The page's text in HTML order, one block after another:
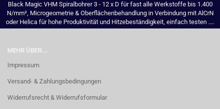
Black Magic VHM Spiralbohrer 3 - 12 x D für fast alle Werkstoffe bis 1.400
N/mm², Microgeometrie & Oberflächenbehandlung in Verbindung mit AlCrN
oder Helica für hohe Produktivität und Hitzebeständigkeit, einfach testen ....
MEHR ÜBER...
Impressum
Versand- & Zahlungsbedingungen
Widerrufsrecht & Widerrufsformular